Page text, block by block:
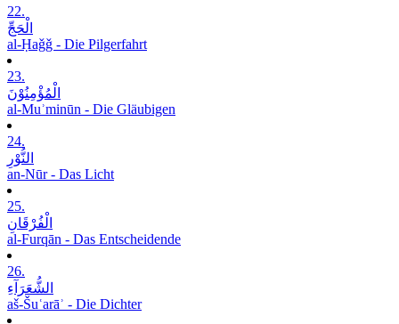
22.
الْحَجِّ
al-Ḥaǧǧ - Die Pilgerfahrt
23.
الْمُؤْمِنُوْنَ
al-Muʾminūn - Die Gläubigen
24.
النُّوْرِ
an-Nūr - Das Licht
25.
الْفُرْقَانِ
al-Furqān - Das Entscheidende
26.
الشُّعَرَآءِ
aš-Šuʿarāʾ - Die Dichter